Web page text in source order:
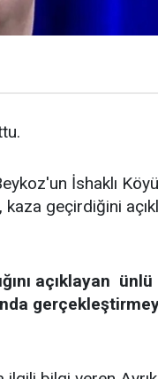
İshaklı
geçirdiğini
açıklayan ünlü